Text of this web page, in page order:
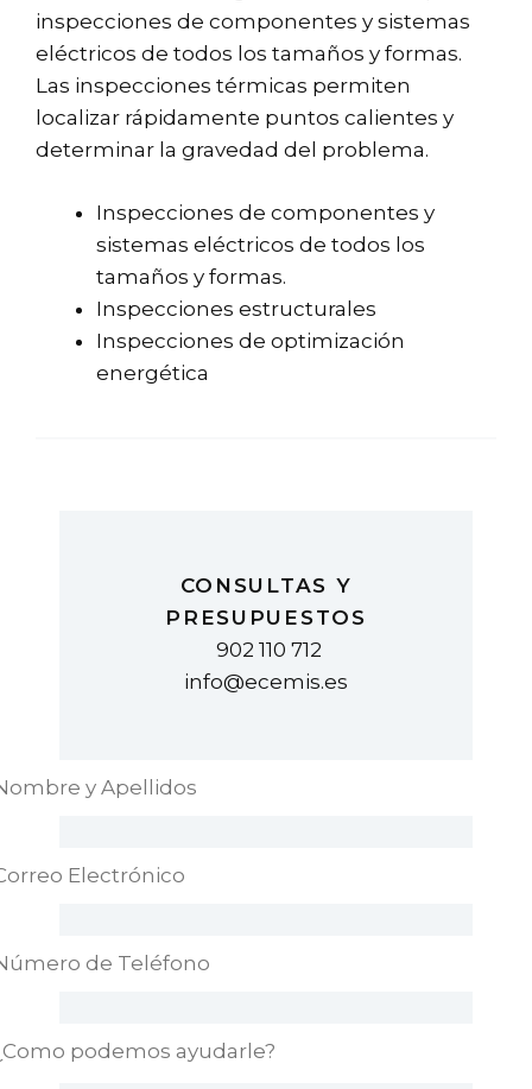
inspecciones de componentes y sistemas
eléctricos de todos los tamaños y formas.
Las inspecciones térmicas permiten
localizar rápidamente puntos calientes y
determinar la gravedad del problema.
Inspecciones de componentes y
sistemas eléctricos de todos los
tamaños y formas.
Inspecciones estructurales
Inspecciones de optimización
energética
CONSULTAS Y
PRESUPUESTOS
902 110 712
info@ecemis.es